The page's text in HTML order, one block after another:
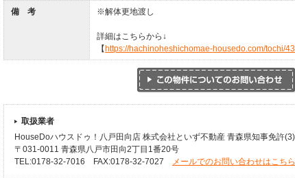
備 考 ※解体更地渡し
詳細はこちらから↓
【 https://hachinoheshichomae-housedo.com/tochi/
取扱業者
HouseDoハウスドゥ！八戸田向店 株式会社といず不動産 青森県知事免許
〒031-0011 青森県八戸市田向2丁目1番20号
TEL:0178-32-7016 FAX:0178-32-7027
メールでのお問い合わせはこちら